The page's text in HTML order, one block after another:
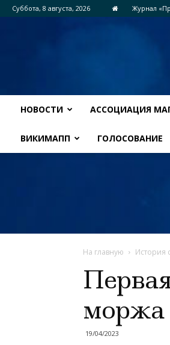
Суббота, 8 августа, 2026 Журнал
НОВОСТИ АССОЦИАЦИЯ
ВИКИМАПП ГОЛОСОВАНИЕ
На главную История
моржа
19/04/2023